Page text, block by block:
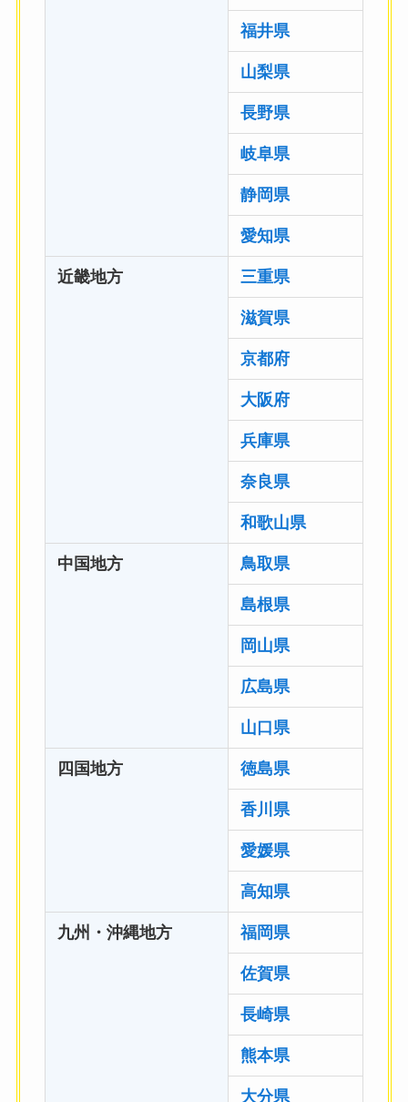
福井県
山梨県
長野県
岐阜県
静岡県
愛知県
近畿地方 三重県
滋賀県
京都府
大阪府
兵庫県
奈良県
和歌山県
中国地方 鳥取県
島根県
岡山県
広島県
山口県
四国地方 徳島県
香川県
愛媛県
高知県
九州・沖縄地方 福岡県
佐賀県
長崎県
熊本県
大分県